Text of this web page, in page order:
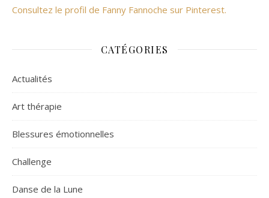
Consultez le profil de Fanny Fannoche sur Pinterest.
CATÉGORIES
Actualités
Art thérapie
Blessures émotionnelles
Challenge
Danse de la Lune